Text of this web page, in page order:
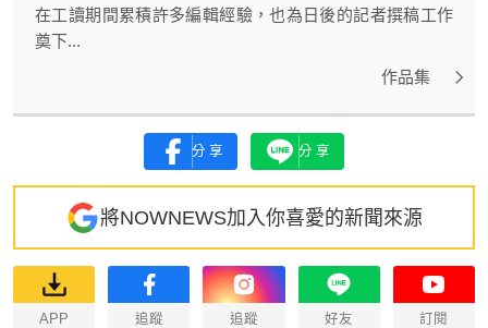
在工讀期間累積許多編輯經驗，也為日後的記者撰稿工作
奠下...
作品集
分享 分享
將NOWNEWS加入你喜愛的新聞來源
APP 追蹤 追蹤 好友 訂閱